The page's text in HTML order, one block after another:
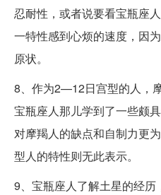
忍耐性，或者说要看宝瓶座
一特性感到心烦的速度，因
原状。
8、作为2—12日宫型的人，
宝瓶座人那儿学到了一些颇
对摩羯人的缺点和自制力更
型人的特性则无此表示。
9、宝瓶座人了解土星的经